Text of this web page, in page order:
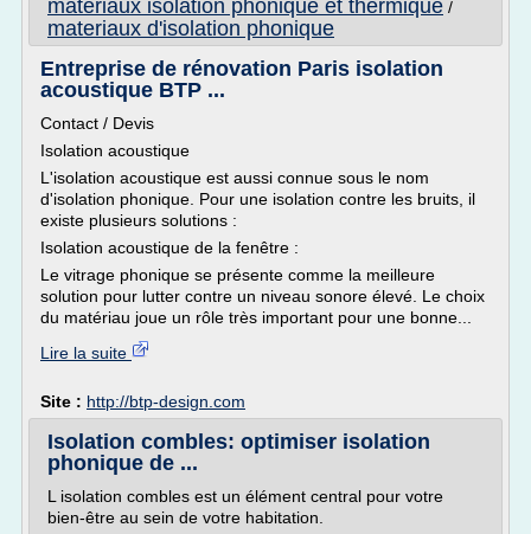
materiaux isolation phonique et thermique /
materiaux d'isolation phonique
Entreprise de rénovation Paris isolation
acoustique BTP ...
Contact / Devis
Isolation acoustique
L'isolation acoustique est aussi connue sous le nom
d'isolation phonique. Pour une isolation contre les bruits, il
existe plusieurs solutions :
Isolation acoustique de la fenêtre :
Le vitrage phonique se présente comme la meilleure
solution pour lutter contre un niveau sonore élevé. Le choix
du matériau joue un rôle très important pour une bonne...
Lire la suite
Site : http://btp-design.com
Isolation combles: optimiser isolation
phonique de ...
L isolation combles est un élément central pour votre
bien-être au sein de votre habitation.